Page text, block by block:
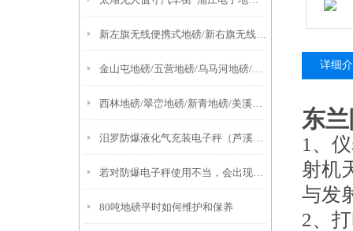
新左旗无线便携式地磅/新右旗无线便携式轴重仪.呼伦贝尔无线地磅性能优点
金山屯地磅/五营地磅/乌马河地磅/汤旺河地磅
西林地磅/翠峦地磅/新青地磅/美溪地磅/友好地磅
汨罗防爆液化气充装电子秤（芦溪200T吊秤）赣州隔爆称
若对防爆电子秤使用不当，会出现哪些问题？
80吨地磅平时如何维护和保养
详细
东
1、
射机
与发
2、